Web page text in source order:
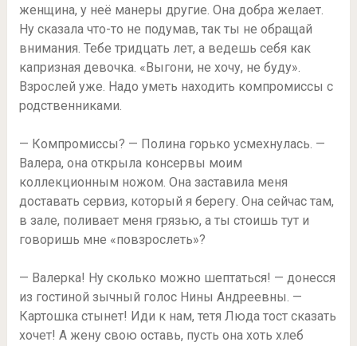
женщина, у неё манеры другие. Она добра желает.
Ну сказала что-то не подумав, так ты не обращай
внимания. Тебе тридцать лет, а ведешь себя как
капризная девочка. «Выгони, не хочу, не буду».
Взрослей уже. Надо уметь находить компромиссы с
родственниками.
— Компромиссы? — Полина горько усмехнулась. —
Валера, она открыла консервы моим
коллекционным ножом. Она заставила меня
доставать сервиз, который я берегу. Она сейчас там,
в зале, поливает меня грязью, а ты стоишь тут и
говоришь мне «повзрослеть»?
— Валерка! Ну сколько можно шептаться! — донесся
из гостиной зычный голос Нины Андреевны. —
Картошка стынет! Иди к нам, тетя Люда тост сказать
хочет! А жену свою оставь, пусть она хоть хлеб